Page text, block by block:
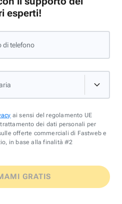
esperti!
di telefono
ai sensi del regolamento UE
dei dati personali per
offerte commerciali di Fastweb e
in base alla finalità #2
GRATIS